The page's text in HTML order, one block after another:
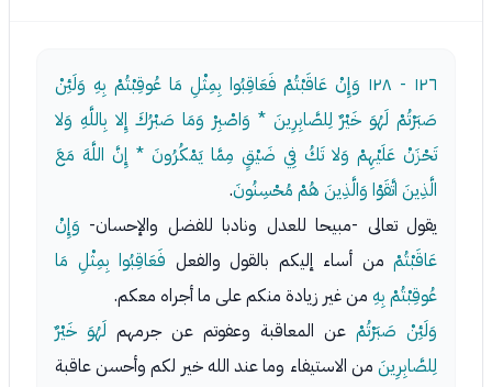
١٢٦ - ١٢٨
وَإِنْ عَاقَبْتُمْ فَعَاقِبُوا بِمِثْلِ مَا عُوقِبْتُمْ بِهِ وَلَئِنْ
صَبَرْتُمْ لَهُوَ خَيْرٌ لِلصَّابِرِينَ * وَاصْبِرْ وَمَا صَبْرُكَ إِلا بِاللَّهِ وَلا
تَحْزَنْ عَلَيْهِمْ وَلا تَكُ فِي ضَيْقٍ مِمَّا يَمْكُرُونَ * إِنَّ اللَّهَ مَعَ
الَّذِينَ اتَّقَوْا وَالَّذِينَ هُمْ مُحْسِنُونَ.
يقول تعالى -مبيحا للعدل ونادبا للفضل والإحسان- وَإِنْ
عَاقَبْتُمْ من أساء إليكم بالقول والفعل فَعَاقِبُوا بِمِثْلِ مَا
عُوقِبْتُمْ بِهِ من غير زيادة منكم على ما أجراه معكم.
وَلَئِنْ صَبَرْتُمْ عن المعاقبة وعفوتم عن جرمهم لَهُوَ خَيْرٌ
لِلصَّابِرِينَ من الاستيفاء وما عند الله خير لكم وأحسن عاقبة